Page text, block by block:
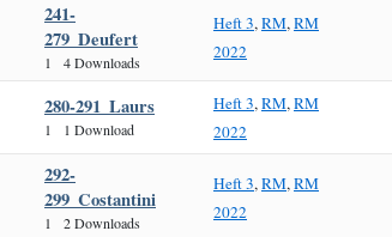
241-
279_Deufert
1 4 Downloads
Heft 3,RM,RM
2022
280-291_Laurs
1 1 Download
Heft 3,RM,RM
2022
292-
299_Costantini
1 2 Downloads
Heft 3,RM,RM
2022